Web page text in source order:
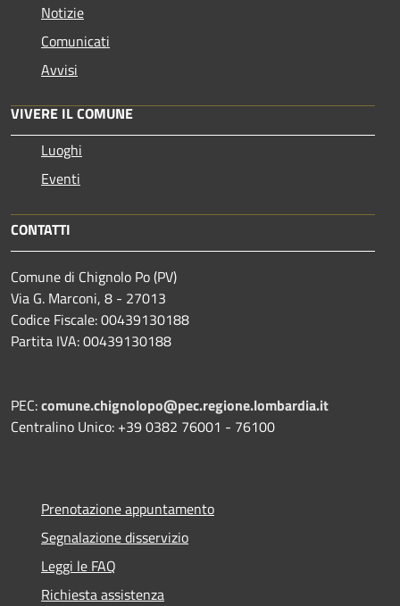
Notizie
Comunicati
Avvisi
VIVERE IL COMUNE
Luoghi
Eventi
CONTATTI
Comune di Chignolo Po (PV)
Via G. Marconi, 8 - 27013
Codice Fiscale: 00439130188
Partita IVA: 00439130188
PEC:comune.chignolopo@pec.regione.lombardia.it
Centralino Unico: +39 0382 76001 - 76100
Prenotazione appuntamento
Segnalazione disservizio
Leggi le FAQ
Richiesta assistenza